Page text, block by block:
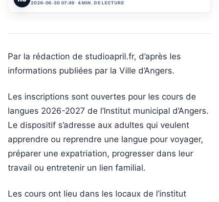
2026-06-30 07:49 4 MIN. DE LECTURE
Par la rédaction de studioapril.fr, d’après les
informations publiées par la Ville d’Angers.
Les inscriptions sont ouvertes pour les cours de
langues 2026-2027 de l’Institut municipal d’Angers.
Le dispositif s’adresse aux adultes qui veulent
apprendre ou reprendre une langue pour voyager,
préparer une expatriation, progresser dans leur
travail ou entretenir un lien familial.
Les cours ont lieu dans les locaux de l’institut